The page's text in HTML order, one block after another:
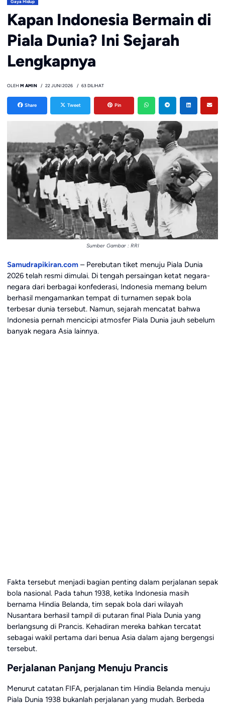
Gaya Hidup
Kapan Indonesia Bermain di
Piala Dunia? Ini Sejarah
Lengkapnya
OLEH M AMIN 22 JUNI 2026 63 DILIHAT
Share Tweet Pin
Sumber Gambar : RRI
Samudrapikiran.com– Perebutan tiket menuju Piala Dunia
2026 telah resmi dimulai. Di tengah persaingan ketat negara-
negara dari berbagai konfederasi, Indonesia memang belum
berhasil mengamankan tempat di turnamen sepak bola
terbesar dunia tersebut. Namun, sejarah mencatat bahwa
Indonesia pernah mencicipi atmosfer Piala Dunia jauh sebelum
banyak negara Asia lainnya.
Fakta tersebut menjadi bagian penting dalam perjalanan sepak
bola nasional. Pada tahun 1938, ketika Indonesia masih
bernama Hindia Belanda, tim sepak bola dari wilayah
Nusantara berhasil tampil di putaran final Piala Dunia yang
berlangsung di Prancis. Kehadiran mereka bahkan tercatat
sebagai wakil pertama dari benua Asia dalam ajang bergengsi
tersebut.
Perjalanan Panjang Menuju Prancis
Menurut catatan FIFA, perjalanan tim Hindia Belanda menuju
Piala Dunia 1938 bukanlah perjalanan yang mudah. Berbeda